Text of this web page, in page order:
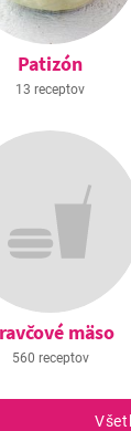
Patizón
13 receptov
mäso
560 receptov